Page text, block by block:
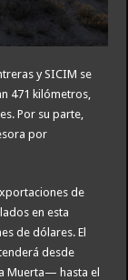
y SICIM se
471 kilómetros,
Por su parte,
por
de
en esta
de dólares. El
desde
Muerta— hasta el